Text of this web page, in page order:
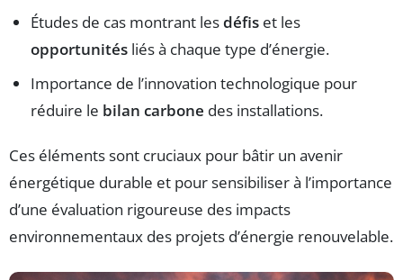
Études de cas montrant lesdéfis et les
opportunités liés à chaque type d’énergie.
Importance de l’innovation technologique pour
réduire le bilan carbone des installations.
Ces éléments sont cruciaux pour bâtir un avenir
énergétique durable et pour sensibiliser à l’importance
d’une évaluation rigoureuse des impacts
environnementaux des projets d’énergie renouvelable.